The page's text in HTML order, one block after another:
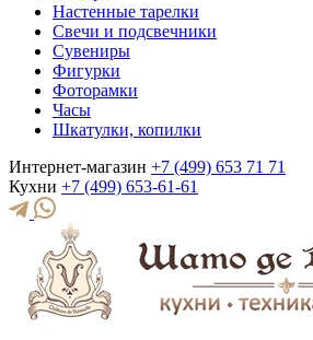
Настенные тарелки
Свечи и подсвечники
Сувениры
Фигурки
Фоторамки
Часы
Шкатулки, копилки
Интернет-магазин +7 (499) 653 71 71
Кухни +7 (499) 653-61-61